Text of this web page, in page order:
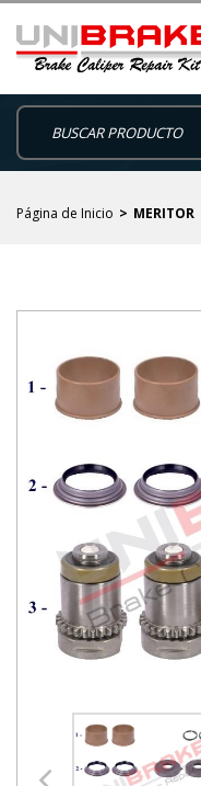
Página de Inicio MERITOR